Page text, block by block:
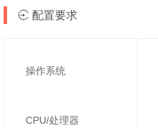
配置要求
操作系统
CPU/处理器